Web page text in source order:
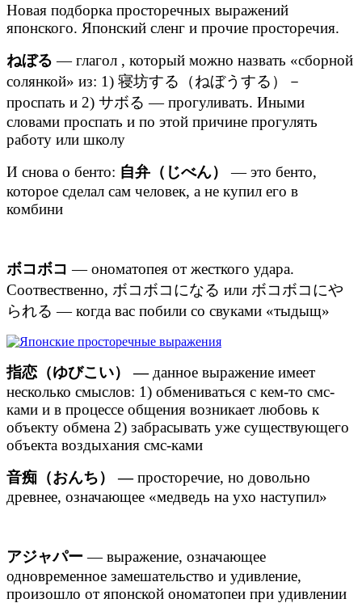
Новая подборка просторечных выражений
японского. Японский сленг и прочие просторечия.
ねぼる — глагол , который можно назвать «сборной
солянкой» из: 1) 寝坊する（ねぼうする）－
проспать и 2) サボる — прогуливать. Иными
словами проспать и по этой причине прогулять
работу или школу
И снова о бенто: 自弁（じべん）
— это бенто,
которое сделал сам человек, а не купил его в
комбини
ボコボコ — ономатопея от жесткого удара.
Соотвественно, ボコボコになる или ボコボコにや
られる — когда вас побили со свуками «тыдыщ»
指恋（ゆびこい） —данное выражение имеет
несколько смыслов: 1) обмениваться с кем-то смс-
ками и в процессе общения возникает любовь к
объекту обмена 2) забрасывать уже существующего
объекта воздыхания смс-ками
音痴（おんち） —просторечие, но довольно
древнее, означающее «медведь на ухо наступил»
アジャパー — выражение, означающее
одновременное замешательство и удивление,
произошло от японской ономатопеи при удивлении